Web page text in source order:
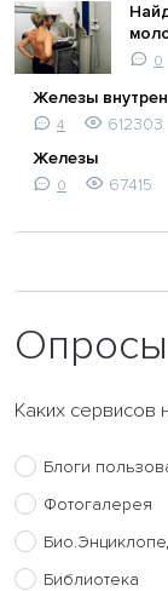
0
Железы
4
612303
Железы
0 67415
Опросы
Каких сервисов
Блоги
Фотогалерея
Библиотека